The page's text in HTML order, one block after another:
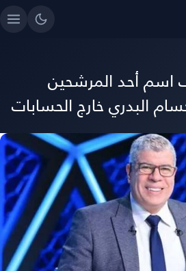
أحد المرشحين
البدري خارج الحسابات